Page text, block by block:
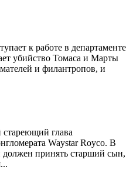
к работе в департаменте
убийство Томаса и Марты
и филантропов, и
глава
Waystar Royco. В
принять старший сын,